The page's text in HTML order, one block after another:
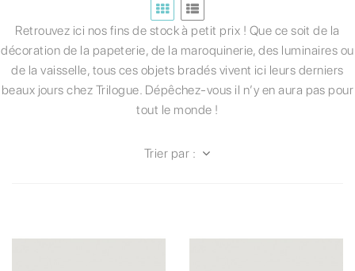
Retrouvez ici nos fins de stock à petit prix ! Que ce soit de la
décoration de la papeterie, de la maroquinerie, des luminaires ou
de la vaisselle, tous ces objets bradés vivent ici leurs derniers
beaux jours chez Trilogue. Dépêchez-vous il n’y en aura pas pour
tout le monde !
Trier par :